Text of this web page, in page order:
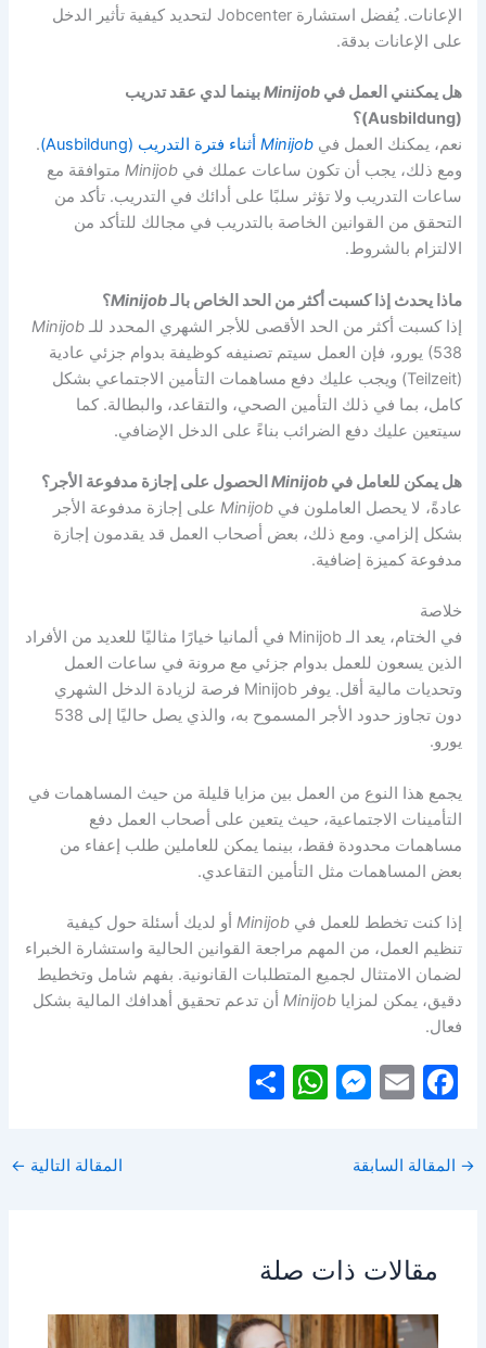
الإعانات. يُفضل استشارة Jobcenter لتحديد كيفية تأثير الدخل
على الإعانات بدقة.
هل يمكنني العمل فيMinijobبينما لدي عقد تدريب
(Ausbildung)؟
نعم، يمكنك العمل فيMinijob أثناء فترة التدريب (Ausbildung)
.
ومع ذلك، يجب أن تكون ساعات عملك فيMinijob متوافقة مع
ساعات التدريب ولا تؤثر سلبًا على أدائك في التدريب. تأكد من
التحقق من القوانين الخاصة بالتدريب في مجالك للتأكد من
الالتزام بالشروط.
ماذا يحدث إذا كسبت أكثر من الحد الخاص بالـMinijob؟
إذا كسبت أكثر من الحد الأقصى للأجر الشهري المحدد للـMinijob
(538 يورو، فإن العمل سيتم تصنيفه كوظيفة بدوام جزئي عادية
(Teilzeit) ويجب عليك دفع مساهمات التأمين الاجتماعي بشكل
كامل، بما في ذلك التأمين الصحي، والتقاعد، والبطالة. كما
سيتعين عليك دفع الضرائب بناءً على الدخل الإضافي.
هل يمكن للعامل فيMinijob الحصول على إجازة مدفوعة الأجر؟
عادةً، لا يحصل العاملون فيMinijob على إجازة مدفوعة الأجر
بشكل إلزامي. ومع ذلك، بعض أصحاب العمل قد يقدمون إجازة
مدفوعة كميزة إضافية.
خلاصة
في الختام، يعد الـ Minijob في ألمانيا خيارًا مثاليًا للعديد من الأفراد
الذين يسعون للعمل بدوام جزئي مع مرونة في ساعات العمل
وتحديات مالية أقل. يوفر Minijob فرصة لزيادة الدخل الشهري
دون تجاوز حدود الأجر المسموح به، والذي يصل حاليًا إلى 538
يورو.
يجمع هذا النوع من العمل بين مزايا قليلة من حيث المساهمات في
التأمينات الاجتماعية، حيث يتعين على أصحاب العمل دفع
مساهمات محدودة فقط، بينما يمكن للعاملين طلب إعفاء من
بعض المساهمات مثل التأمين التقاعدي.
إذا كنت تخطط للعمل فيMinijob أو لديك أسئلة حول كيفية
تنظيم العمل، من المهم مراجعة القوانين الحالية واستشارة الخبراء
لضمان الامتثال لجميع المتطلبات القانونية. بفهم شامل وتخطيط
دقيق، يمكن لمزاياMinijob أن تدعم تحقيق أهدافك المالية بشكل
فعال.
F
c
o
o
k
E
ai
l
M
g
er
W
p
p
→ المقالة السابقة المقالة التالية ←
مقالات ذات صلة